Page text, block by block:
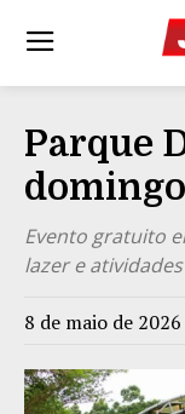
Parque
Evento gratuito
lazer e
8 de maio de 2026